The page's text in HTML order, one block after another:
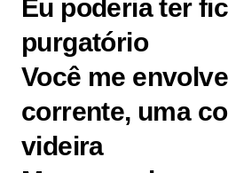
Eu poderia ter
purgatório
Você me
corrente, uma
videira